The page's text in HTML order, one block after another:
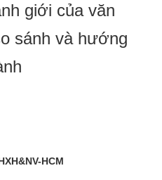
giới của văn
sánh và hướng
HCM